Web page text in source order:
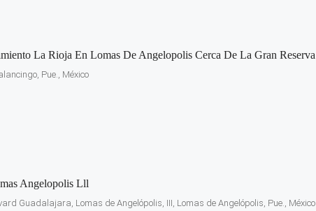
La Rioja En Lomas De Angelopolis Cerca De La Gran Reserva
Pue., México
Angelopolis Lll
Guadalajara, Lomas de Angelópolis, III, Lomas de Angelópolis, Pue., México